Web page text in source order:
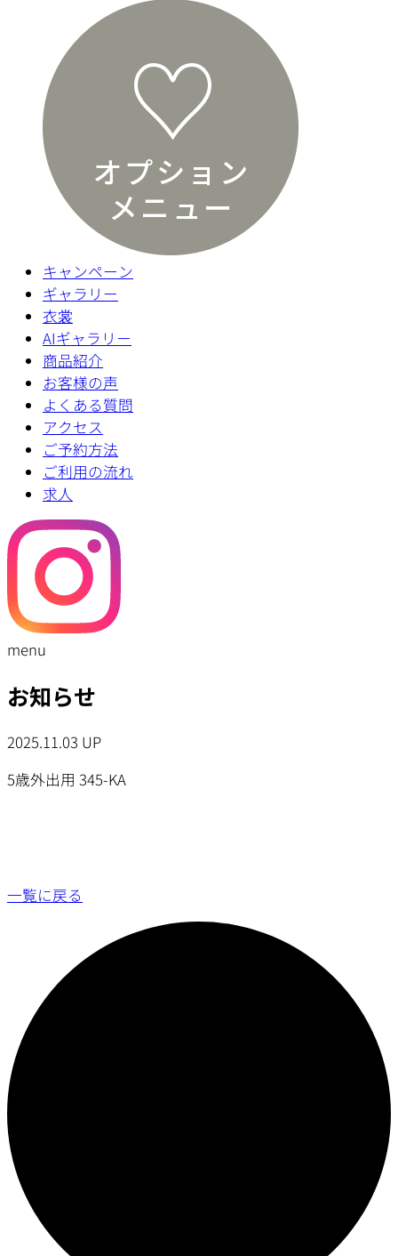
キャンペーン
ギャラリー
衣裳
AIギャラリー
商品紹介
お客様の声
よくある質問
アクセス
ご予約方法
ご利用の流れ
求人
menu
お知らせ
2025.11.03 UP
5歳外出用 345-KA
一覧に戻る